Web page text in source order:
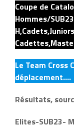
Coupe de
Hommes/
Le Team
déplacement….
Résultats,
Elites-SUB23-